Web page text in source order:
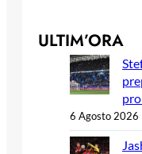
ULTIM’ORA
6 Agosto 2026